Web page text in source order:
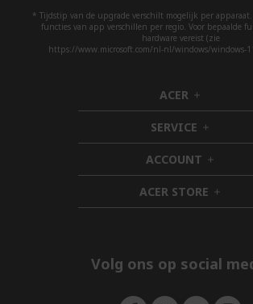
* Tijdstip van de upgrade verschilt mogelijk per
functies van app verschillen per regio. Voor bepaalde
hardware vereist (zie
https://www.microsoft.com/nl-nl/windows/windows-
ACER h
i
d
d
e
n
SERVICE h
i
d
d
e
n
ACCOUNT h
i
d
d
ACER STORE h
i
e
Volg ons op social